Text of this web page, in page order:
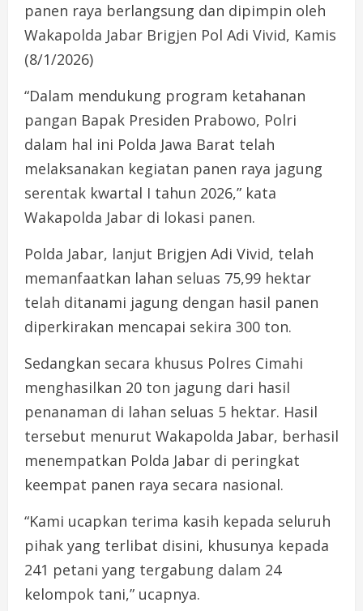
panen raya berlangsung dan dipimpin oleh
Wakapolda Jabar Brigjen Pol Adi Vivid, Kamis
(8/1/2026)
“Dalam mendukung program ketahanan
pangan Bapak Presiden Prabowo, Polri
dalam hal ini Polda Jawa Barat telah
melaksanakan kegiatan panen raya jagung
serentak kwartal I tahun 2026,” kata
Wakapolda Jabar di lokasi panen.
Polda Jabar, lanjut Brigjen Adi Vivid, telah
memanfaatkan lahan seluas 75,99 hektar
telah ditanami jagung dengan hasil panen
diperkirakan mencapai sekira 300 ton.
Sedangkan secara khusus Polres Cimahi
menghasilkan 20 ton jagung dari hasil
penanaman di lahan seluas 5 hektar. Hasil
tersebut menurut Wakapolda Jabar, berhasil
menempatkan Polda Jabar di peringkat
keempat panen raya secara nasional.
“Kami ucapkan terima kasih kepada seluruh
pihak yang terlibat disini, khusunya kepada
241 petani yang tergabung dalam 24
kelompok tani,” ucapnya.